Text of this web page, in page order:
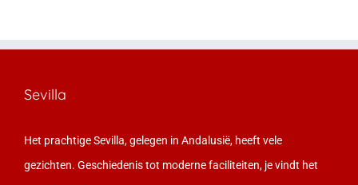
Sevilla
Het prachtige Sevilla, gelegen in Andalusië, heeft vele
gezichten. Geschiedenis tot moderne faciliteiten, je vindt het